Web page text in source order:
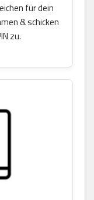
für dein
& schicken
zu.